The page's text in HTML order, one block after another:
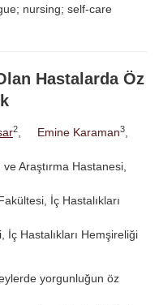
nursing; self-care
Hastalarda Öz
2, Emine Karaman3,
Araştırma Hastanesi,
İç Hastalıkları
Hastalıkları Hemşireliği
yorgunluğun öz